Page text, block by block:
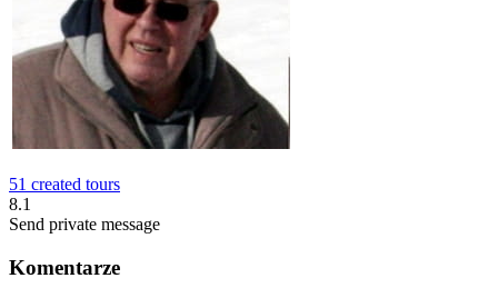
51 created tours
8.1
Send private message
Komentarze